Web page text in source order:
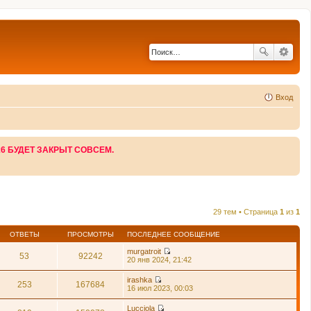
Вход
БУДЕТ ЗАКРЫТ СОВСЕМ.
29 тем • Страница 1 из 1
ОТВЕТЫ ПРОСМОТРЫ ПОСЛЕДНЕЕ СООБЩЕНИЕ
53 92242
murgatroit
П
й
т
20 янв 2024, 21:42
253 167684
irashka
П
р
16 июл 2023, 00:03
Lucciola